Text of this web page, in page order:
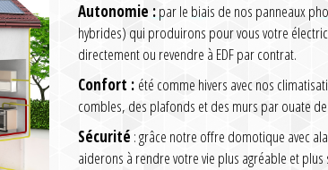
Autonomie :par le biais de nos panneaux
hybrides) qui produirons pour vous votre
directement ou revendre à EDF par contrat.
Confort : été comme hivers avec nos
combles, des plafonds et des murs par ouate
Sécurité : grâce notre offre domotique avec
aiderons à rendre votre vie plus agréable et plus